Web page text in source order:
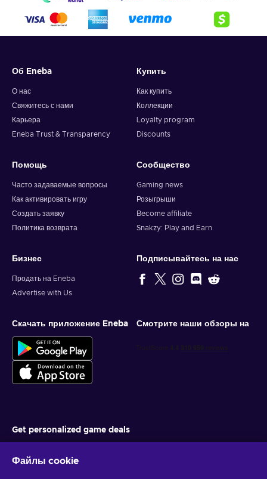
Об Eneba
О нас
Свяжитесь с нами
Карьера
Eneba Trust & Transparency
Купить
Как купить
Коллекции
Loyalty program
Discounts
Помощь
Часто задаваемые вопросы
Как активировать игру
Создать заявку
Политика возврата
Сообщество
Gaming news
Розыгрыши
Become affiliate
Snakzy: Play and Earn
Бизнес
Продать на Eneba
Advertise with Us
Подписывайтесь на нас
Скачать приложение Eneba Смотрите наши обзоры на
Get personalized game deals
Файлы cookie